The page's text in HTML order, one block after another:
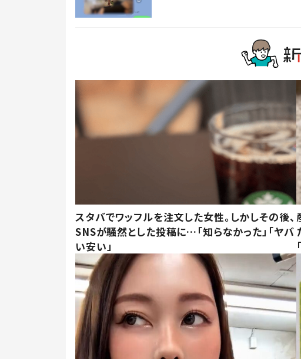
スタバでワッフルを注文した女性。しかしその後、
SNSが騒然とした投稿に…「知らなかった」「ヤバ
い安い」